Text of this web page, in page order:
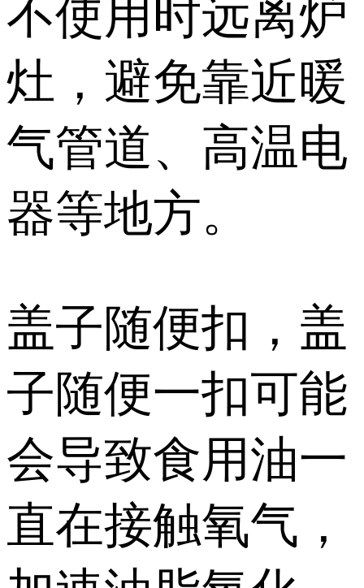
不使用时远离炉
灶，避免靠近暖
气管道、高温电
器等地方。
盖子随便扣，盖
子随便一扣可能
会导致食用油一
直在接触氧气，